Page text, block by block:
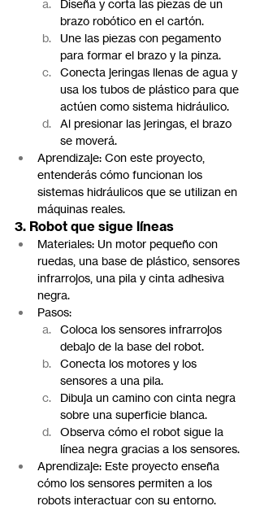
Diseña y corta las piezas de un
brazo robótico en el cartón.
Une las piezas con pegamento
para formar el brazo y la pinza.
Conecta jeringas llenas de agua y
usa los tubos de plástico para que
actúen como sistema hidráulico.
Al presionar las jeringas, el brazo
se moverá.
Aprendizaje: Con este proyecto,
entenderás cómo funcionan los
sistemas hidráulicos que se utilizan en
máquinas reales.
3. Robot que sigue líneas
Materiales: Un motor pequeño con
ruedas, una base de plástico, sensores
infrarrojos, una pila y cinta adhesiva
negra.
Pasos:
Coloca los sensores infrarrojos
debajo de la base del robot.
Conecta los motores y los
sensores a una pila.
Dibuja un camino con cinta negra
sobre una superficie blanca.
Observa cómo el robot sigue la
línea negra gracias a los sensores.
Aprendizaje: Este proyecto enseña
cómo los sensores permiten a los
robots interactuar con su entorno.